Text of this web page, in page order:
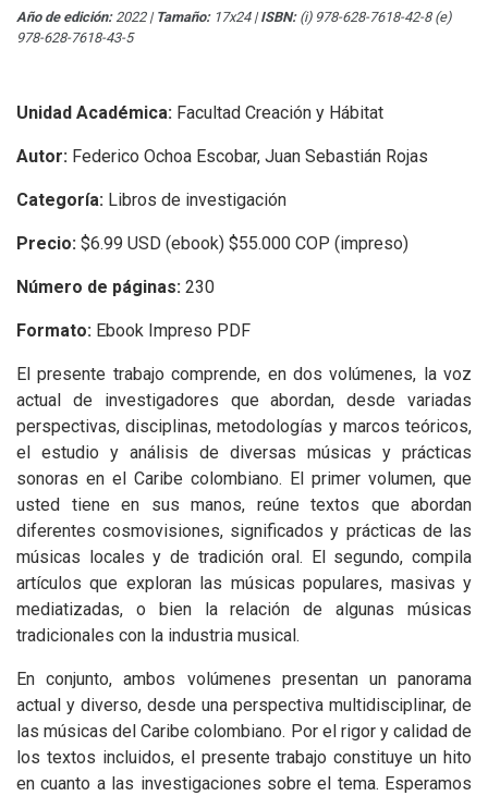
Año de edición: 2022 | Tamaño: 17x24 |ISBN: (i) 978-628-7618-42-8 (e)
978-628-7618-43-5
Unidad Académica: Facultad Creación y Hábitat
Autor: Federico Ochoa Escobar, Juan Sebastián Rojas
Categoría: Libros de investigación
Precio: $6.99 USD (ebook) $55.000 COP (impreso)
Número de páginas: 230
Formato: Ebook Impreso PDF
El presente trabajo comprende, en dos volúmenes, la voz
actual de investigadores que abordan, desde variadas
perspectivas, disciplinas, metodologías y marcos teóricos,
el estudio y análisis de diversas músicas y prácticas
sonoras en el Caribe colombiano. El primer volumen, que
usted tiene en sus manos, reúne textos que abordan
diferentes cosmovisiones, significados y prácticas de las
músicas locales y de tradición oral. El segundo, compila
artículos que exploran las músicas populares, masivas y
mediatizadas, o bien la relación de algunas músicas
tradicionales con la industria musical.
En conjunto, ambos volúmenes presentan un panorama
actual y diverso, desde una perspectiva multidisciplinar, de
las músicas del Caribe colombiano. Por el rigor y calidad de
los textos incluidos, el presente trabajo constituye un hito
en cuanto a las investigaciones sobre el tema. Esperamos